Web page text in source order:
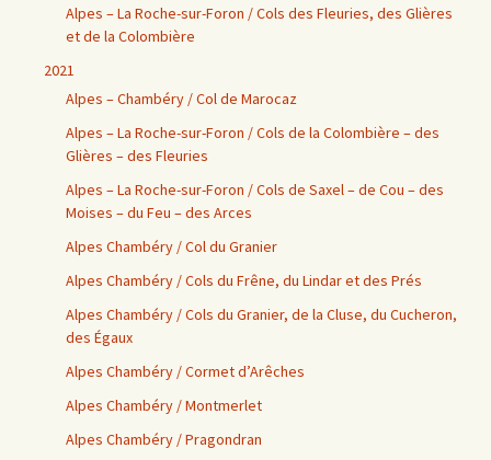
Alpes – La Roche-sur-Foron / Cols des Fleuries, des Glières
et de la Colombière
2021
Alpes – Chambéry / Col de Marocaz
Alpes – La Roche-sur-Foron / Cols de la Colombière – des
Glières – des Fleuries
Alpes – La Roche-sur-Foron / Cols de Saxel – de Cou – des
Moises – du Feu – des Arces
Alpes Chambéry / Col du Granier
Alpes Chambéry / Cols du Frêne, du Lindar et des Prés
Alpes Chambéry / Cols du Granier, de la Cluse, du Cucheron,
des Égaux
Alpes Chambéry / Cormet d’Arêches
Alpes Chambéry / Montmerlet
Alpes Chambéry / Pragondran